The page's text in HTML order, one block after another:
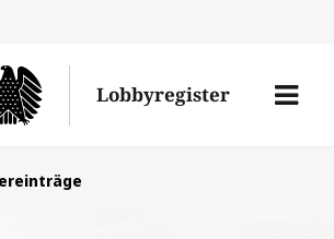
Lobbyregister
Menü